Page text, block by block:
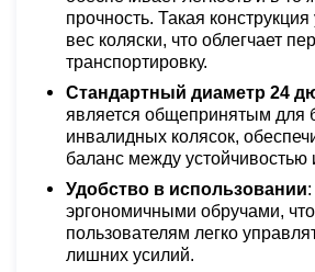
прочность. Такая
вес коляски, что облегчает
транспортировку.
Стандартный диаметр 24
является общепринятым для
инвалидных колясок,
баланс между
Удобство в использовании
эргономичными обручами,
пользователям легко
лишних усилий.